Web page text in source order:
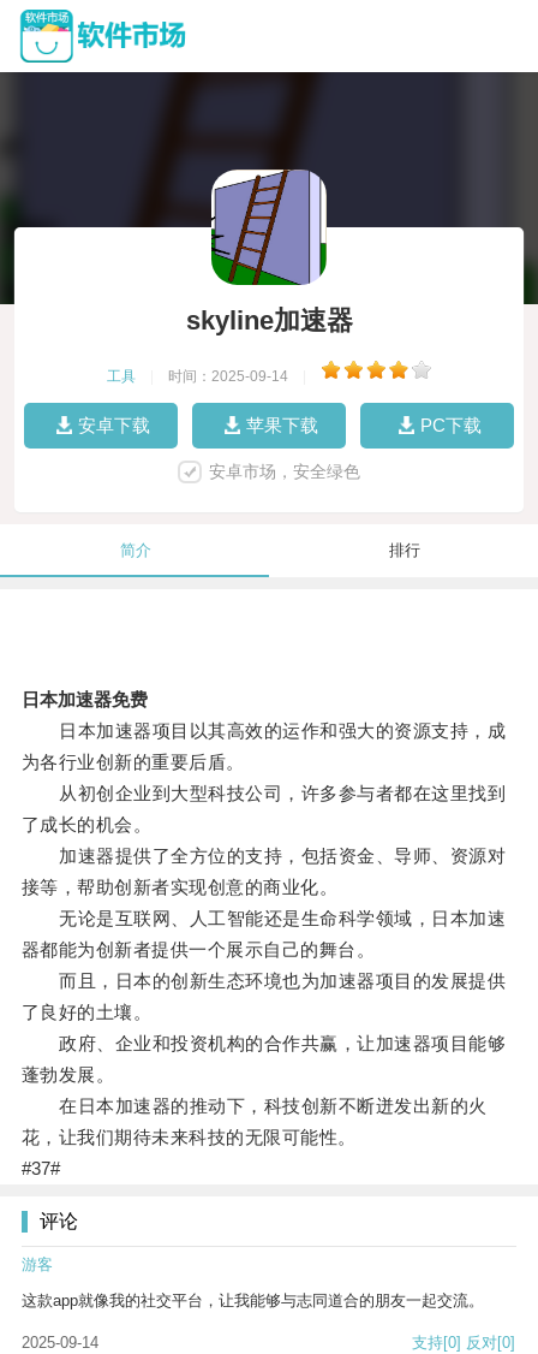
skyline加速器
工具 时间：2025-09-14
安卓下载 苹果下载 PC下载
安卓市场，安全绿色
简介 排行
日本加速器免费
日本加速器项目以其高效的运作和强大的资源支持，成
为各行业创新的重要后盾。
从初创企业到大型科技公司，许多参与者都在这里找到
了成长的机会。
加速器提供了全方位的支持，包括资金、导师、资源对
接等，帮助创新者实现创意的商业化。
无论是互联网、人工智能还是生命科学领域，日本加速
器都能为创新者提供一个展示自己的舞台。
而且，日本的创新生态环境也为加速器项目的发展提供
了良好的土壤。
政府、企业和投资机构的合作共赢，让加速器项目能够
蓬勃发展。
在日本加速器的推动下，科技创新不断迸发出新的火
花，让我们期待未来科技的无限可能性。
#37#
评论
游客
这款app就像我的社交平台，让我能够与志同道合的朋友一起交流。
2025-09-14 支持[0] 反对[0]